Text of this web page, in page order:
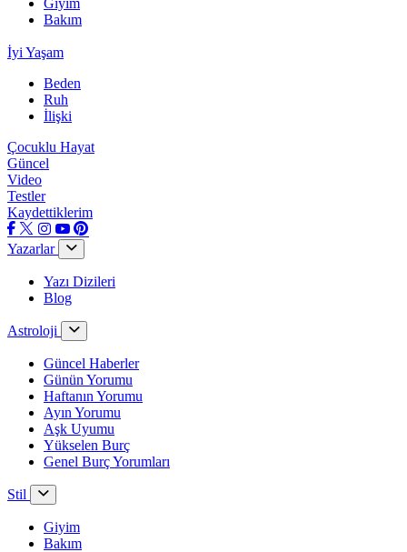
Giyim
Bakım
İyi Yaşam
Beden
Ruh
İlişki
Çocuklu Hayat
Güncel
Video
Testler
Kaydettiklerim
Yazarlar
Yazı Dizileri
Blog
Astroloji
Güncel Haberler
Günün Yorumu
Haftanın Yorumu
Ayın Yorumu
Aşk Uyumu
Yükselen Burç
Genel Burç Yorumları
Stil
Giyim
Bakım